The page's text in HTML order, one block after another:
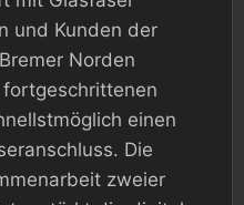
und Kunden der
Norden
einen
Die
zweier